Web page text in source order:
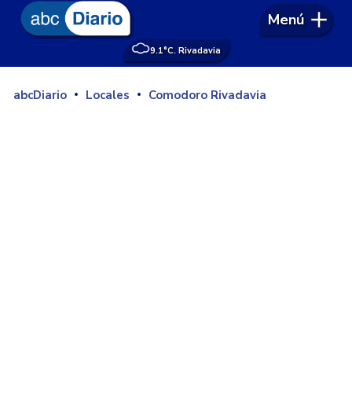
9.1°C. Rivadavia
Menú
abcDiario Locales Comodoro Rivadavia